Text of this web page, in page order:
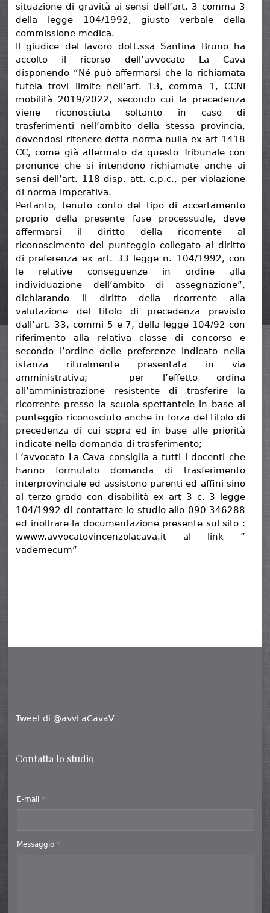
situazione di gravità ai sensi dell’art. 3 comma 3
della legge 104/1992, giusto verbale della
commissione medica.
Il giudice del lavoro dott.ssa Santina Bruno ha
accolto il ricorso dell’avvocato La Cava
disponendo “Né può affermarsi che la richiamata
tutela trovi limite nell’art. 13, comma 1, CCNI
mobilità 2019/2022, secondo cui la precedenza
viene riconosciuta soltanto in caso di
trasferimenti nell’ambito della stessa provincia,
dovendosi ritenere detta norma nulla ex art 1418
CC, come già affermato da questo Tribunale con
pronunce che si intendono richiamate anche ai
sensi dell’art. 118 disp. att. c.p.c., per violazione
di norma imperativa.
Pertanto, tenuto conto del tipo di accertamento
proprio della presente fase processuale, deve
affermarsi il diritto della ricorrente al
riconoscimento del punteggio collegato al diritto
di preferenza ex art. 33 legge n. 104/1992, con
le relative conseguenze in ordine alla
individuazione dell’ambito di assegnazione”,
dichiarando il diritto della ricorrente alla
valutazione del titolo di precedenza previsto
dall’art. 33, commi 5 e 7, della legge 104/92 con
riferimento alla relativa classe di concorso e
secondo l’ordine delle preferenze indicato nella
istanza ritualmente presentata in via
amministrativa; – per l’effetto ordina
all’amministrazione resistente di trasferire la
ricorrente presso la scuola spettantele in base al
punteggio riconosciuto anche in forza del titolo di
precedenza di cui sopra ed in base alle priorità
indicate nella domanda di trasferimento;
L’avvocato La Cava consiglia a tutti i docenti che
hanno formulato domanda di trasferimento
interprovinciale ed assistono parenti ed affini sino
al terzo grado con disabilità ex art 3 c. 3 legge
104/1992 di contattare lo studio allo 090 346288
ed inoltrare la documentazione presente sul sito :
wwww.avvocatovincenzolacava.it al link ”
vademecum”
Tweet di @avvLaCavaV
Contatta lo studio
E-mail *
Messaggio *